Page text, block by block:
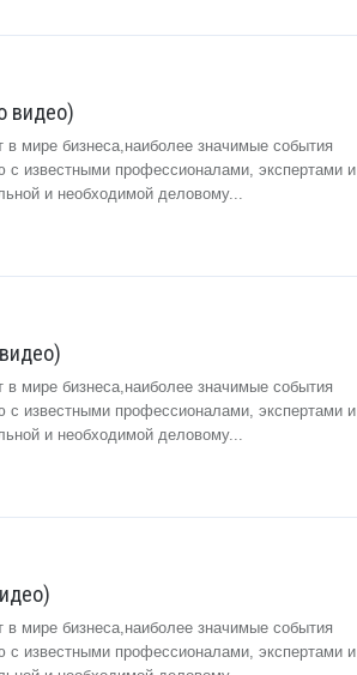
видео)
мире бизнеса,наиболее значимые события
с известными профессионалами, экспертами и
и необходимой деловому...
мире бизнеса,наиболее значимые события
с известными профессионалами, экспертами и
и необходимой деловому...
мире бизнеса,наиболее значимые события
с известными профессионалами, экспертами и